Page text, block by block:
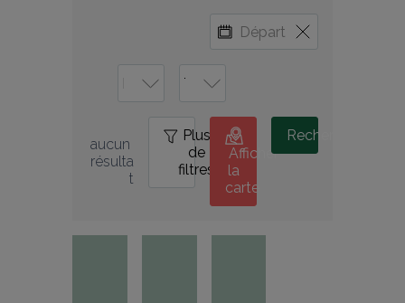
aucun
résulta
t
Plus
de
filtres
Afficher
la
carte
Rechercher